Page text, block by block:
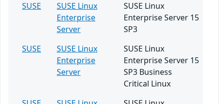
SUSE
SUSE Linux
Enterprise
Server
SUSE Linux
Enterprise Server 15
SP3
SUSE
SUSE Linux
Enterprise
Server
SUSE Linux
Enterprise Server 15
SP3 Business
Critical Linux